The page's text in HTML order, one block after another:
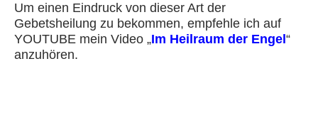
Um einen Eindruck von dieser Art der
Gebetsheilung zu bekommen, empfehle ich auf
YOUTUBE mein Video „Im Heilraum der Engel “
anzuhören.